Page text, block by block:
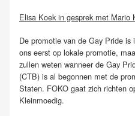
Elisa Koek in gesprek met Mario
De promotie van de Gay Pride is
ons eerst op lokale promotie,
zullen weten wanneer de Gay
(CTB) is al begonnen met de
Staten. FOKO gaat zich richten
Kleinmoedig.